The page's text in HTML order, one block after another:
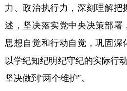
力、政治执行力，深刻理解
述，坚决落实党中央决策部署
思想自觉和行动自觉，巩固深
以学纪知纪明纪守纪的实际行动
坚决做到“两个维护”。